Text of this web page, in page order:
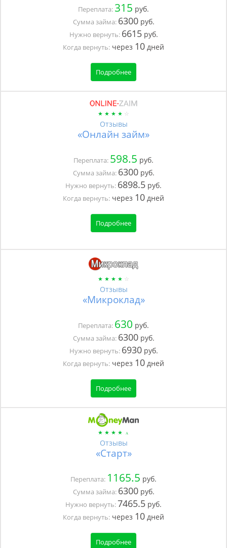
Переплата: 315 руб.
Сумма займа: 6300руб.
Нужно вернуть: 6615руб.
Когда вернуть: через 10 дней
Подробнее
Отзывы
«Онлайн займ»
Переплата: 598.5 руб.
Сумма займа: 6300руб.
Нужно вернуть: 6898.5 руб.
Когда вернуть: через 10 дней
Подробнее
Отзывы
«Микроклад»
Переплата: 630 руб.
Сумма займа: 6300руб.
Нужно вернуть: 6930руб.
Когда вернуть: через 10 дней
Подробнее
Отзывы
«Старт»
Переплата: 1165.5 руб.
Сумма займа: 6300руб.
Нужно вернуть:7465.5 руб.
Когда вернуть: через 10 дней
Подробнее